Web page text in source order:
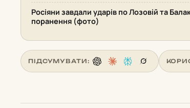
Росіяни завдали ударів по Лозовій та
поранення (фото)
ПІДСУМУВАТИ: